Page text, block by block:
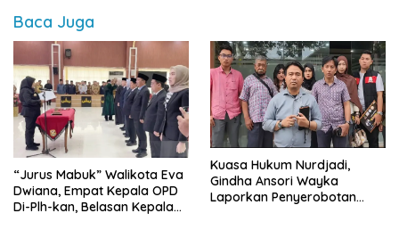
Baca Juga
“Jurus Mabuk” Walikota Eva
Dwiana, Empat Kepala OPD
Di-Plh-kan, Belasan Kepala
Kuasa Hukum Nurdjadi,
Gindha Ansori Wayka
Laporkan Penyerobotan